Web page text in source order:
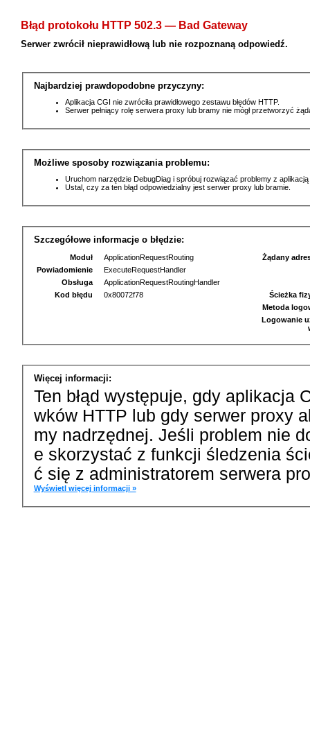
Błąd protokołu HTTP 502.3 — Bad Gateway
Serwer zwrócił nieprawidłową lub nie rozpoznaną odpowiedź.
Najbardziej prawdopodobne przyczyny:
Aplikacja CGI nie zwróciła prawidłowego zestawu błędów HTTP.
Serwer pełniący rolę serwera proxy lub bramy nie mógł przetworzyć
Możliwe sposoby rozwiązania problemu:
Uruchom narzędzie DebugDiag i spróbuj rozwiązać problemy z
Ustal, czy za ten błąd odpowiedzialny jest serwer proxy lub bramie.
Szczegółowe informacje o błędzie:
Moduł
ApplicationRequestRouting
Powiadomienie
ExecuteRequestHandler
Obsługa
ApplicationRequestRoutingHandler
Kod błędu
0x80072f78
Żądany
Ścieżka
Metoda
Logowanie
Więcej informacji:
Ten błąd występuje, gdy aplikacja
wków HTTP lub gdy serwer proxy
my nadrzędnej. Jeśli problem nie
e skorzystać z funkcji śledzenia
ć się z administratorem serwera
Wyświetl więcej informacji »